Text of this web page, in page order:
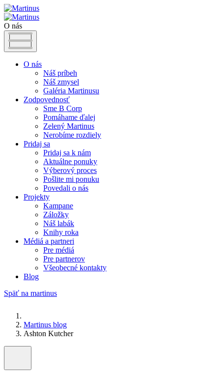
O nás
O nás
Náš príbeh
Náš zmysel
Galéria Martinusu
Zodpovednosť
Sme B Corp
Pomáhame ďalej
Zelený Martinus
Nerobíme rozdiely
Pridaj sa
Pridaj sa k nám
Aktuálne ponuky
Výberový proces
Pošlite mi ponuku
Povedali o nás
Projekty
Kampane
Záložky
Náš labák
Knihy roka
Médiá a partneri
Pre médiá
Pre partnerov
Všeobecné kontakty
Blog
Späť na martinus
Martinus blog
Ashton Kutcher